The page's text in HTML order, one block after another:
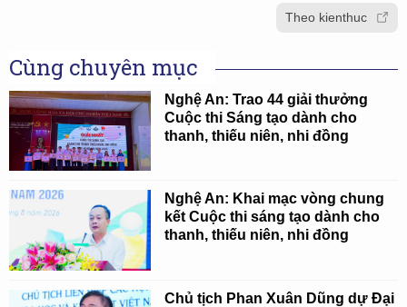
Theo kienthuc
Cùng chuyên mục
Nghệ An: Trao 44 giải thưởng
Cuộc thi Sáng tạo dành cho
thanh, thiếu niên, nhi đồng
Nghệ An: Khai mạc vòng chung
kết Cuộc thi sáng tạo dành cho
thanh, thiếu niên, nhi đồng
Chủ tịch Phan Xuân Dũng dự Đại